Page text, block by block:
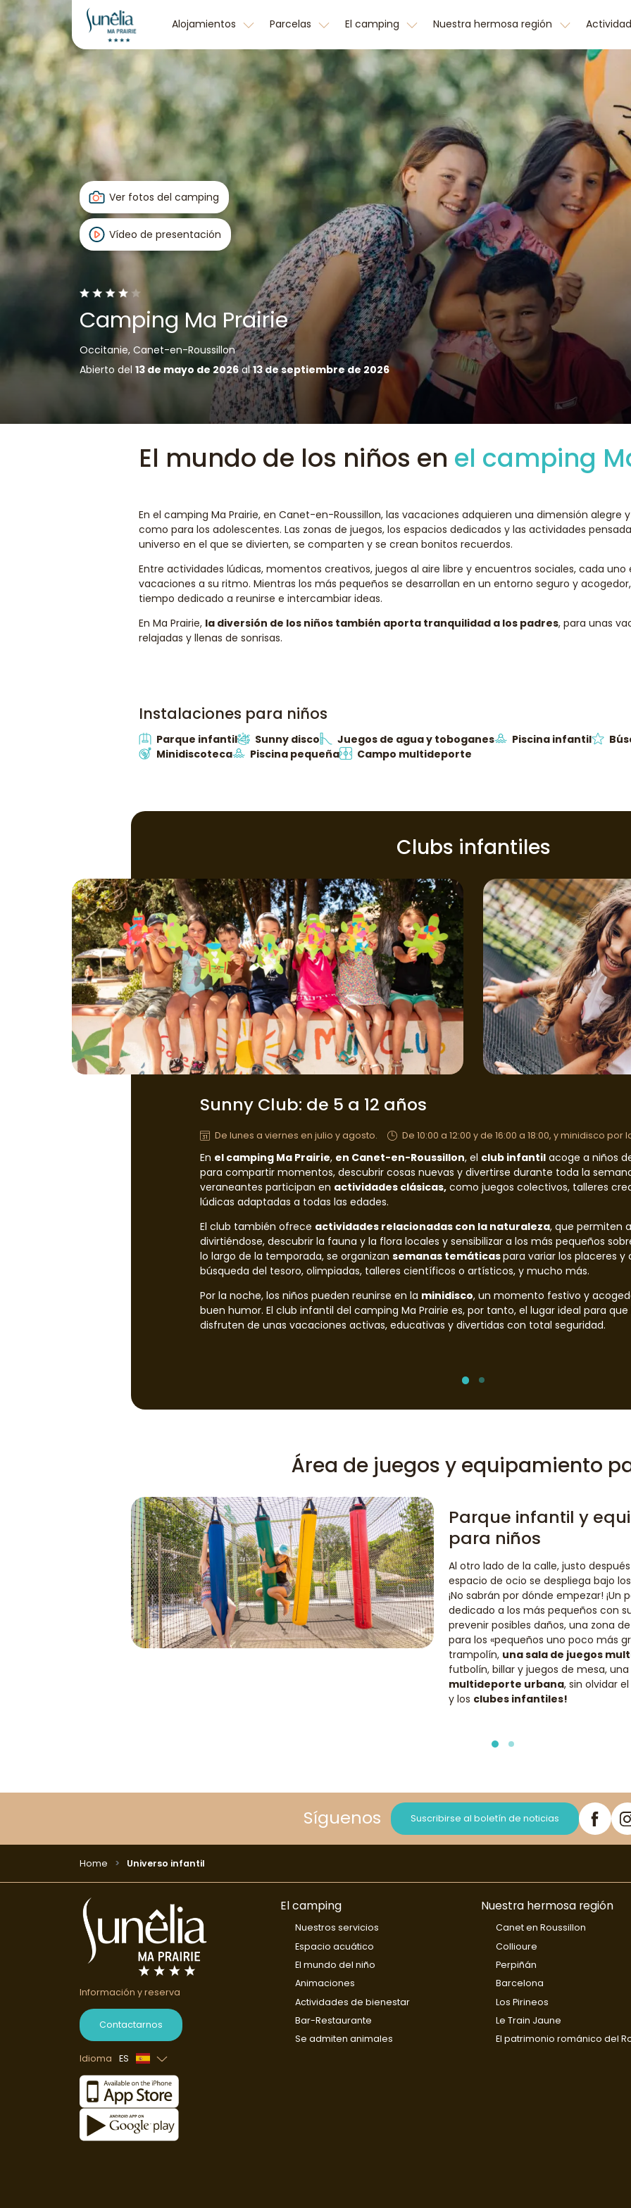
Alojamientos Parcelas El camping Nuestra hermosa región
Ver fotos del camping
Vídeo de presentación
Camping Ma Prairie
Occitanie, Canet-en-Roussillon
Abierto del 13 de mayo de 2026al13 de septiembre de 2026
El mundo de los niños en el camping
En el camping Ma Prairie, en Canet-en-Roussillon, las vacaciones adquieren una dimensión alegre
como para los adolescentes. Las zonas de juegos, los espacios dedicados y las actividades
universo en el que se divierten, se comparten y se crean bonitos recuerdos.
Entre actividades lúdicas, momentos creativos, juegos al aire libre y encuentros sociales, cada uno
vacaciones a su ritmo. Mientras los más pequeños se desarrollan en un entorno seguro y
tiempo dedicado a reunirse e intercambiar ideas.
En Ma Prairie, la diversión de los niños también aporta tranquilidad a los padres, para unas
relajadas y llenas de sonrisas.
Instalaciones para niños
Parque infantil Sunny disco Juegos de agua y toboganes Piscina infantil
Minidiscoteca
Piscina pequeña Campo multideporte
Clubs infantiles
Sunny Club: de 5 a 12 años
De lunes a viernes en julio y agosto. De 10:00 a 12:00 y de 16:00 a 18:00, y minidisco por
En el camping Ma Prairie, en Canet-en-Roussillon, el club infantil acoge a niños
para compartir momentos, descubrir cosas nuevas y divertirse durante toda la
veraneantes participan en actividades clásicas, como juegos colectivos, talleres
lúdicas adaptadas a todas las edades.
El club también ofrece actividades relacionadas con la naturaleza, que permiten
divirtiéndose, descubrir la fauna y la flora locales y sensibilizar a los más pequeños
lo largo de la temporada, se organizan semanas temáticaspara variar los placeres y
búsqueda del tesoro, olimpiadas, talleres científicos o artísticos, y mucho más.
Por la noche, los niños pueden reunirse en la minidisco, un momento festivo y
buen humor. El club infantil del camping Ma Prairie es, por tanto, el lugar ideal para
disfruten de unas vacaciones activas, educativas y divertidas con total seguridad.
Área de juegos y equipamiento
Parque infantil y
para niños
Al otro lado de la calle, justo
espacio de ocio se despliega bajo
¡No sabrán por dónde empezar! ¡Un
dedicado a los más pequeños con
prevenir posibles daños, una zona de
para los «pequeños uno poco más
trampolín, unasala de juegos
futbolín, billar y juegos de mesa, una
multideporte urbana, sin olvidar el
y los clubes infantiles!
Síguenos Suscribirse al boletín de noticias
Home Universo infantil
Información y reserva
Contactarnos
Idioma ES
Francés
Inglés
Alemán
El camping
Nuestros servicios
Espacio acuático
El mundo del niño
Animaciones
Actividades de bienestar
Bar-Restaurante
Se admiten animales
Nuestra hermosa región
Canet en Roussillon
Collioure
Perpiñán
Barcelona
Los Pirineos
Le Train Jaune
El patrimonio románico del